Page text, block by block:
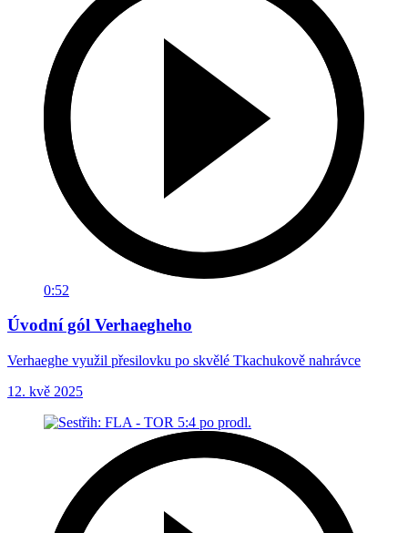
0:52
Úvodní gól Verhaegheho
Verhaeghe využil přesilovku po skvělé Tkachukově nahrávce
12. kvě 2025